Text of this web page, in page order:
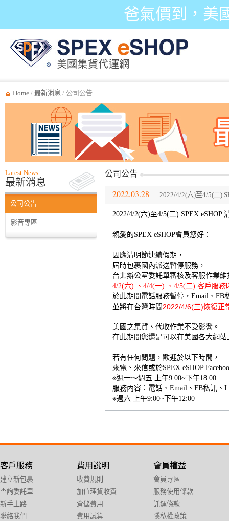
爸氣價到，美
Home / 最新消息 / 公司公告
Latest News
最新消息
公司公告
影音專區
公司公告
2022.03.28 2022/4/2(六)至4/5(二)
2022/4/2(六)至4/5(二) SPEX eSHOP
親愛的SPEX eSHOP會員您好：
因應清明節連續假期，
屆時包裹國內派送暫停服務，
台北辦公室委託單審核及客服作業
4/2(六) 、4/4(一) 、4/5(二) 客戶服務
於此期間電話服務暫停 ， Email、FB
並將在台灣時間2022/4/6(三)恢復正
美國之集貨、代收作業不受影響。
在此期間您還是可以在美國各大網站
若有任何問題，歡迎於以下時間，
來電、來信或於SPEX eSHOP
※週一～週五 上午9:00~下午18:00
服務內容：電話、Email、FB私訊
※週六 上午9:00~下午12:00
客戶服務
建立新包裹
查詢委託單
新手上路
聯絡我們
費用說明
收費規則
加值理貨收費
倉儲費用
費用試算
會員權益
會員專區
服務使用條款
託運條款
隱私權政策